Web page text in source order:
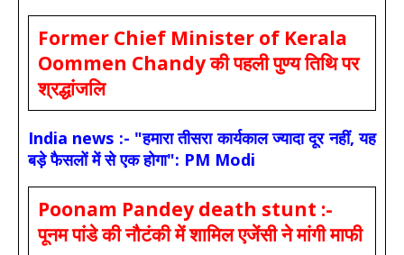
Former Chief Minister of Kerala
Oommen Chandy की पहली पुण्य तिथि पर
श्रद्धांजलि
India news :- "हमारा तीसरा कार्यकाल ज्यादा दूर नहीं, यह
बड़े फैसलों में से एक होगा": PM Modi
Poonam Pandey death stunt :-
पूनम पांडे की नौटंकी में शामिल एजेंसी ने मांगी माफी